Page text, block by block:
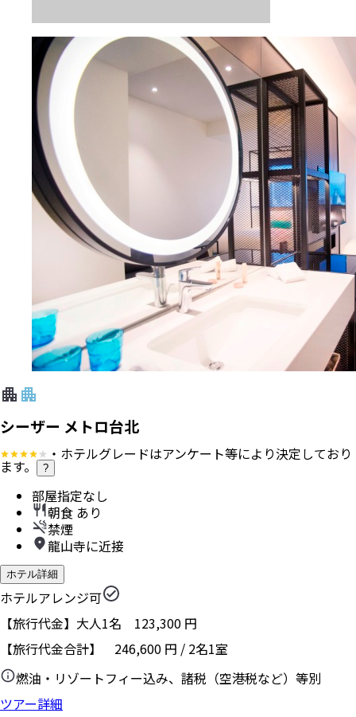
シーザー メトロ台北
・ホテルグレードはアンケート等により決定しており
ます。 ?
部屋指定なし
朝食 あり
禁煙
龍山寺に近接
ホテル詳細
ホテルアレンジ可
【旅行代金】大人1名 123,300 円
【旅行代金合計】 246,600 円 / 2名1室
燃油・リゾートフィー込み、諸税（空港税など）等別
ツアー詳細